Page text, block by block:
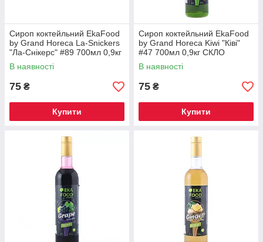
Сироп коктейльний EkaFood
by Grand Horeca La-Snickers
"Ла-Снікерс" #89 700мл 0,9кг
СКЛО
В наявності
75 ₴
Купити
Сироп коктейльний EkaFood
by Grand Horeca Kiwi "Ківі"
#47 700мл 0,9кг СКЛО
В наявності
75 ₴
Купити